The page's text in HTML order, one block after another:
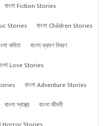
বাংলা Fiction Stories
Stories
বাংলা Children Stories
কবিতা
বাংলা ভ্রমণ বিবরণ
Love Stories
বাংলা Adventure Stories
বাংলা স্বাস্থ্য
বাংলা জীবনী